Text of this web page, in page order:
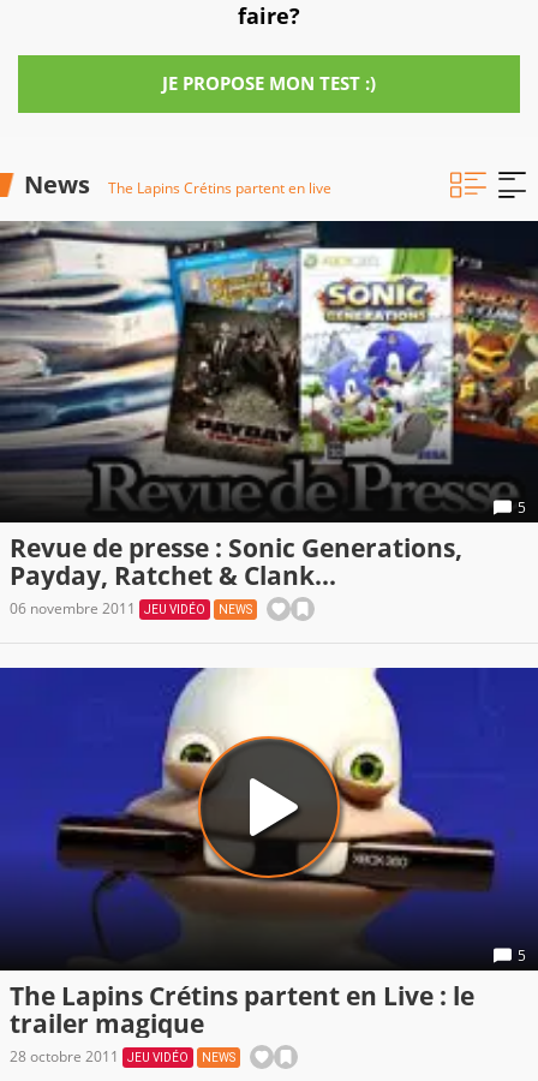
faire?
JE PROPOSE MON TEST :)
News The Lapins Crétins partent en live
5
Revue de presse : Sonic Generations,
Payday, Ratchet & Clank...
06 novembre 2011 JEU VIDÉO NEWS
5
The Lapins Crétins partent en Live : le
trailer magique
28 octobre 2011 JEU VIDÉO NEWS